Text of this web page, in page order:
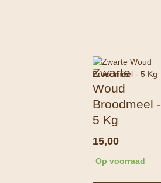
Zwarte
Woud
Broodmeel -
5 Kg
15,00
Op voorraad